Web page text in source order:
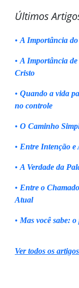
Últimos
• A Importância
• A Importância
Cristo
• Quando a vida
no controle
• O Caminho
• Entre Intenção e
• A Verdade da
• Entre o
Atual
• Mas você sabe:
Ver todos os